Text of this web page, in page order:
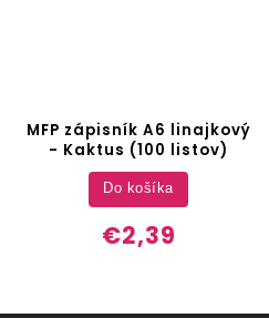
MFP zápisník A6 linajkový
- Kaktus (100 listov)
€2,39
Do košíka